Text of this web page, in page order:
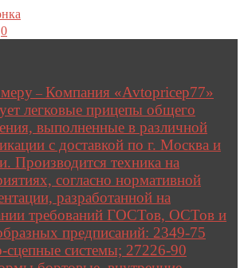
0
– Компания «Avtopricep77»
легковые прицепы общего
выполненные в различной
с доставкой по г. Москва и
Производится техника на
согласно нормативной
разработанной на
требований ГОСТов, ОСТов и
предписаний: 2349-75
сцепные системы; 27226-90